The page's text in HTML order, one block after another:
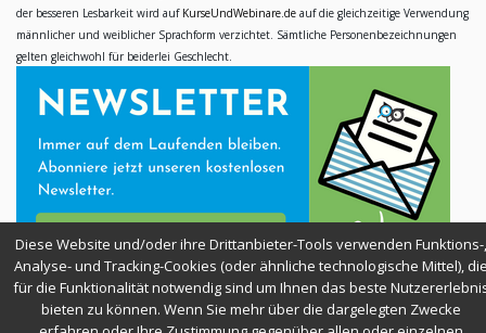
der besseren Lesbarkeit wird auf KurseUndWebinare.de auf die gleichzeitige Verwendung
männlicher und weiblicher Sprachform verzichtet. Sämtliche Personenbezeichnungen
gelten gleichwohl für beiderlei Geschlecht.
SICHER EINKAUFEN
Diese Website und/oder ihre Drittanbieter-Tools verwenden Funktions-,
Analyse- und Tracking-Cookies (oder ähnliche technologische Mittel),
für die Funktionalität notwendig sind um Ihnen das beste
bieten zu können. Wenn Sie mehr über die dargelegten Zwecke